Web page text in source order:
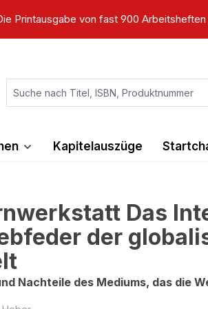
Printausgabe von fast 900
Kapitelauszüge
Das
der
Nachteile des Mediums, das die